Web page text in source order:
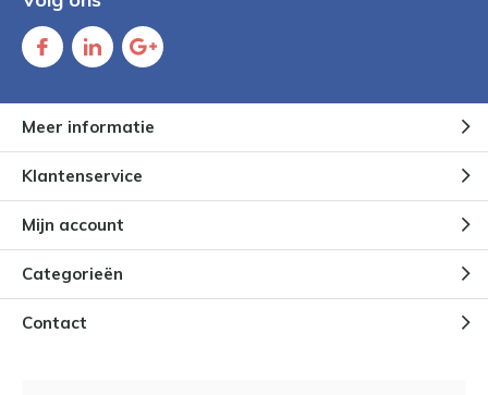
Meer informatie
Klantenservice
Mijn account
Categorieën
Contact